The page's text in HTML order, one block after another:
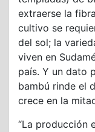
extraerse la
cultivo se
del sol; la
viven en
país. Y un dato
bambú rinde el
crece en la
“La producción